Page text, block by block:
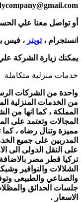
أو تواصل معنا علي
انستجرام ،تويتر ، فيس
يمكنك زيارة الشركة علي
خدمات منزلية متكاملة
واحدة من الشركات
من الخدمات المنزلية
المملكة ، كما انها من
المجالات وتعتمد على
مميزة وتنال رضاه ،
المدربين على جميع
على النقل الدولى الى
تركيا قطر مصر
الشلالات والنوافير
والصناعي والطبيعى
جلسات الحدائق
الاسعار .